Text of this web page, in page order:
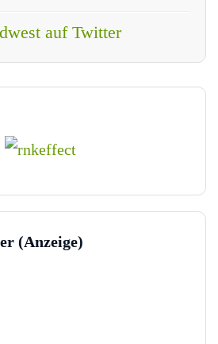
auf Twitter
(Anzeige)